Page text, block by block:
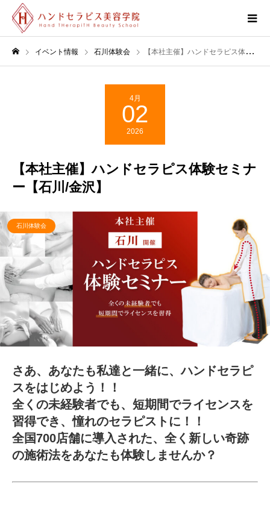
イベント情報 石川体験会 【本社主催】ハンドセラピス体験セミナー【石川/金沢】
4月
02
2026
【本社主催】ハンドセラピス体験セミナ
ー【石川/金沢】
石川体験会
さあ、あなたも私達と一緒に、ハンドセラピ
スをはじめよう！！
全くの未経験者でも、短期間でライセンスを
習得でき、憧れのセラピストに！！
全国700店舗に導入された、全く新しい奇跡
の施術法をあなたも体験しませんか？